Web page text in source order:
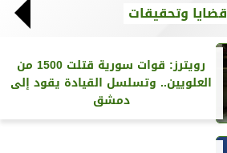
قضايا وتحقيقات
رويترز‏: قوات سورية قتلت 1500 من
العلويين.. وتسلسل القيادة يقود إلى
دمشق